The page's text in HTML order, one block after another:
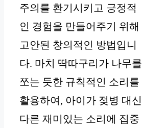
주의를 환기시키고 긍정적
인 경험을 만들어주기 위해
고안된 창의적인 방법입니
다. 마치 딱따구리가 나무를
쪼는 듯한 규칙적인 소리를
활용하여, 아이가 젖병 대신
다른 재미있는 소리에 집중